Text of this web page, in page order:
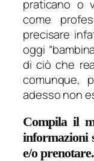
praticano o
come
precisare
oggi
di ciò che
comunque,
adesso non
Compila il
informazioni
e/o prenotare.